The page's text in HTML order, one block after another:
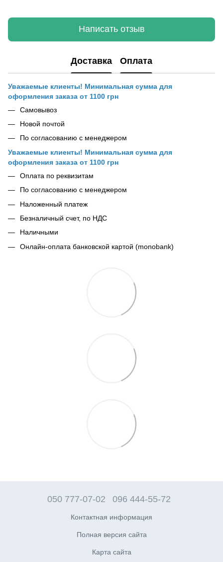
Написать отзыв
Доставка Оплата
Уважаемые клиенты! Минимальная сумма для
оформления заказа от 1100 грн
Самовывоз
Новой почтой
По согласованию с менеджером
Уважаемые клиенты! Минимальная сумма для
оформления заказа от 1100 грн
Оплата по реквизитам
По согласованию с менеджером
Наложенный платеж
Безналичный счет, по НДС
Наличными
Онлайн-оплата банковской картой (monobank)
050 777-07-02 096 444-55-72
Контактная информация
Полная версия сайта
Карта сайта